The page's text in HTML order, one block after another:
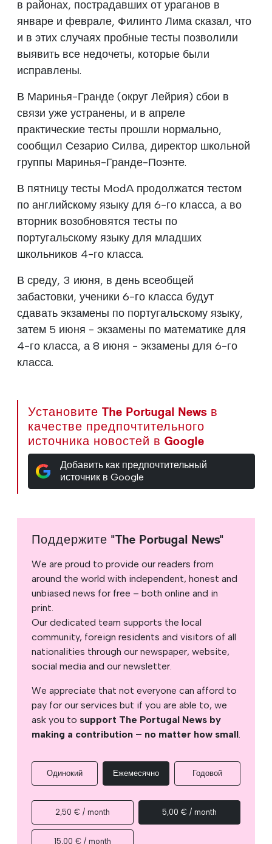
в районах, пострадавших от ураганов в
январе и феврале, Филинто Лима сказал, что
и в этих случаях пробные тесты позволили
выявить все недочеты, которые были
исправлены.
В Маринья-Гранде (округ Лейрия) сбои в
связи уже устранены, и в апреле
практические тесты прошли нормально,
сообщил Сезарио Силва, директор школьной
группы Маринья-Гранде-Поэнте.
В пятницу тесты ModA продолжатся тестом
по английскому языку для 6-го класса, а во
вторник возобновятся тесты по
португальскому языку для младших
школьников 4-го класса.
В среду, 3 июня, в день всеобщей
забастовки, ученики 6-го класса будут
сдавать экзамены по португальскому языку,
затем 5 июня - экзамены по математике для
4-го класса, а 8 июня - экзамены для 6-го
класса.
Установите The Portugal News в
качестве предпочтительного
источника новостей в Google
Добавить как предпочтительный
источник в Google
Поддержите "The Portugal News"
We are proud to provide our readers from
around the world with independent, honest and
unbiased news for free – both online and in
print.
Our dedicated team supports the local
community, foreign residents and visitors of all
nationalities through our newspaper, website,
social media and our newsletter.
We appreciate that not everyone can afford to
pay for our services but if you are able to, we
ask you to support The Portugal News by
making a contribution – no matter how small.
Одинокий Ежемесячно Годовой
2,50 € / month 5,00 € / month
15,00 € / month